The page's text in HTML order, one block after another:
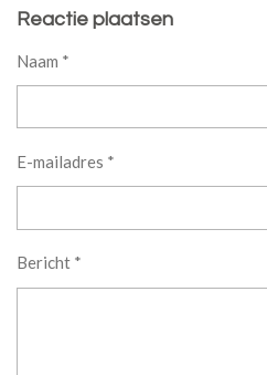
Reactie plaatsen
Naam *
E-mailadres *
Bericht *